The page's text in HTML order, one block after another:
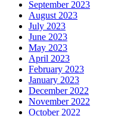
September 2023
August 2023
July 2023
June 2023
May 2023
April 2023
February 2023
January 2023
December 2022
November 2022
October 2022